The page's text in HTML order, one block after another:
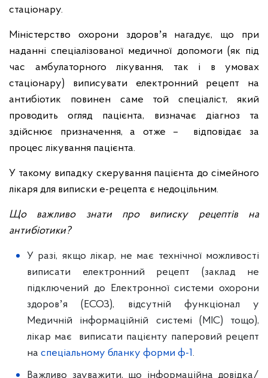
стаціонару.
Міністерство охорони здоровʼя нагадує, що при
наданні спеціалізованої медичної допомоги (як під
час амбулаторного лікування, так і в умовах
стаціонару) виписувати електронний рецепт на
антибіотик повинен саме той спеціаліст, який
проводить огляд пацієнта, визначає діагноз та
здійснює призначення, а отже – відповідає за
процес лікування пацієнта.
У такому випадку скерування пацієнта до сімейного
лікаря для виписки е-рецепта є недоцільним.
Що важливо знати про виписку рецептів на
антибіотики?
У разі, якщо лікар, не має технічної можливості
виписати електронний рецепт (заклад не
підключений до Електронної системи охорони
здоровʼя (ЕСОЗ), відсутній функціонал у
Медичній інформаційній системі (МІС) тощо),
лікар має виписати пацієнту паперовий рецепт
на спеціальному бланку форми ф-1.
Важливо зауважити, що інформаційна довідка/